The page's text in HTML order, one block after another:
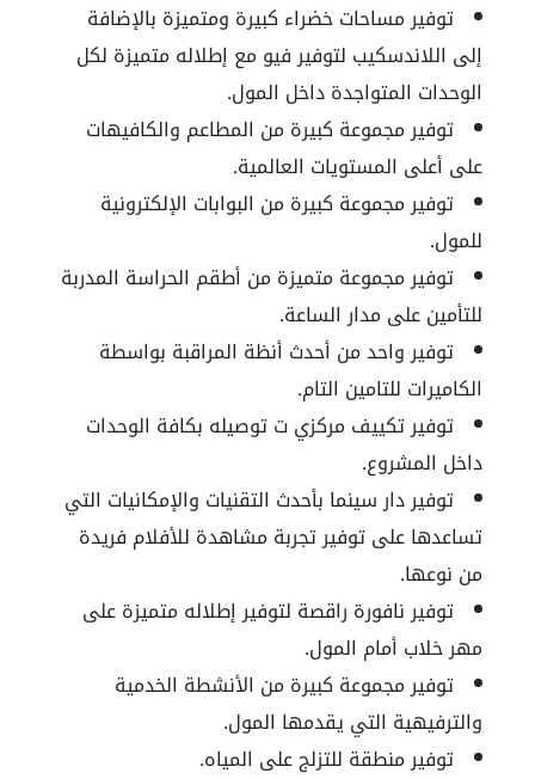
توفير مساحات خضراء كبيرة ومتميزة بالإضافة
إلى اللاندسكيب لتوفير فيو مع إطلاله متميزة لكل
الوحدات المتواجدة داخل المول.
توفير مجموعة كبيرة من المطاعم والكافيهات
على أعلى المستويات العالمية.
توفير مجموعة كبيرة من البوابات الإلكترونية
للمول.
توفير مجموعة متميزة من أطقم الحراسة المدربة
للتأمين على مدار الساعة.
توفير واحد من أحدث أنظة المراقبة بواسطة
الكاميرات للتامين التام.
توفير تكييف مركزي ت توصيله بكافة الوحدات
داخل المشروع.
توفير دار سينما بأحدث التقنيات والإمكانيات التي
تساعدها على توفير تجربة مشاهدة للأفلام فريدة
من نوعها.
توفير نافورة راقصة لتوفير إطلاله متميزة على
مهر خلاب أمام المول.
توفير مجموعة كبيرة من الأنشطة الخدمية
والترفيهية التي يقدمها المول.
توفير منطقة للتزلج على المياه.